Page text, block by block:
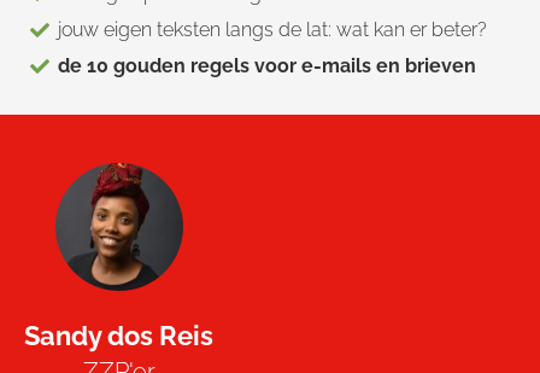
jouw eigen teksten langs de lat: wat kan er beter?
de 10 gouden regels voor e-mails en brieven
Sandy dos Reis